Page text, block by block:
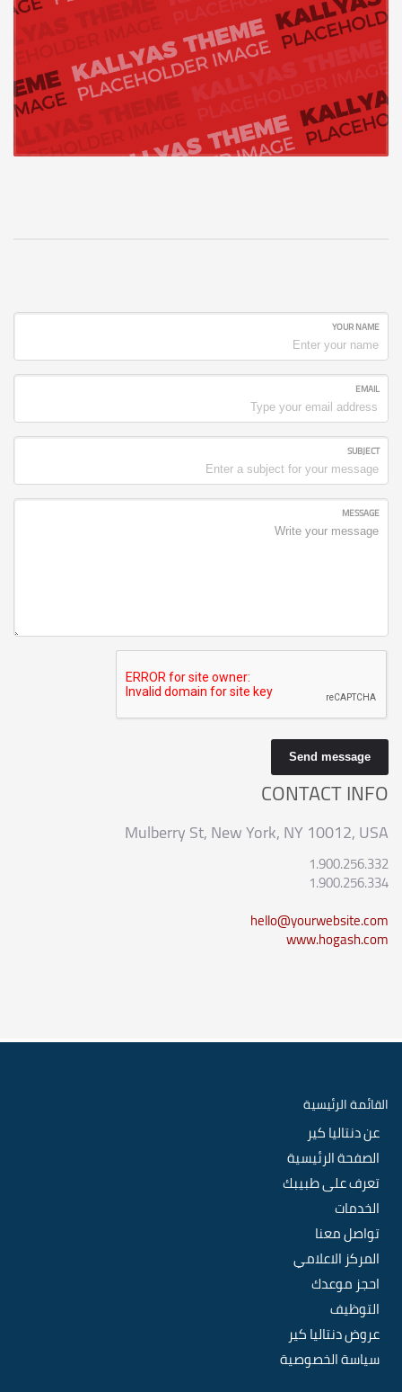
YOUR NAME
EMAIL
SUBJECT
MESSAGE
Send message
CONTACT INFO
Mulberry St, New York, NY 10012, USA
1.900.256.332
1.900.256.334
hello@yourwebsite.com
www.hogash.com
القائمة الرئيسية
عن دنتاليا كير
الصفحة الرئيسية
تعرف على طبيبك
الخدمات
تواصل معنا
المركز الاعلامي
احجز موعدك
التوظيف
عروض دنتاليا كير
سياسة الخصوصية